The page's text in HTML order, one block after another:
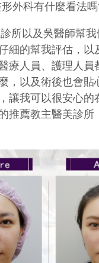
外科有什麼看法嗎
所以及吳醫師幫
細的幫我評估，以
療人員、護理人員
，以及術後也會貼
讓我可以很安心的
推薦教主醫美診所